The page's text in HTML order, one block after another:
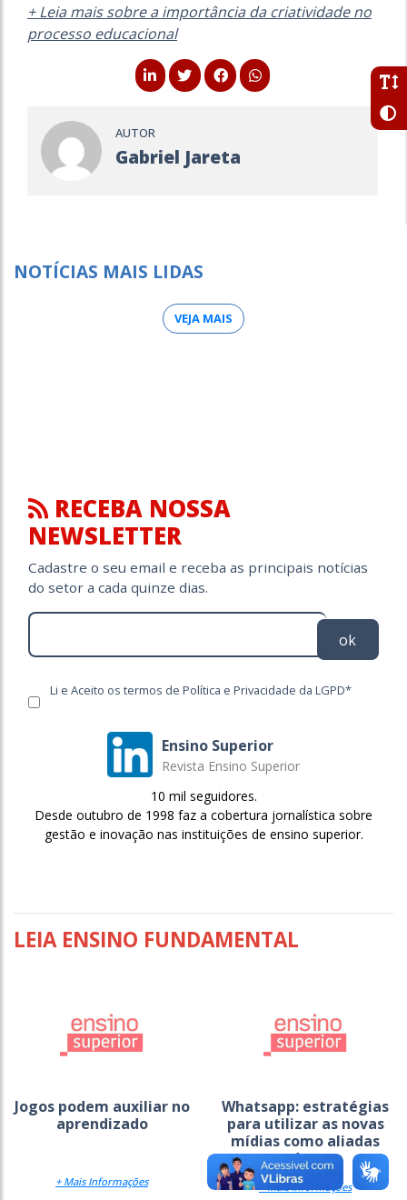
+ Leia mais sobre a importância da criatividade no
processo educacional
AUTOR
Gabriel Jareta
NOTÍCIAS MAIS LIDAS
VEJA MAIS
RECEBA NOSSA
NEWSLETTER
Cadastre o seu email e receba as principais notícias
do setor a cada quinze dias.
ok
Li e Aceito os termos de Política e Privacidade da LGPD*
Ensino Superior
Revista Ensino Superior
10 mil seguidores.
Desde outubro de 1998 faz a cobertura jornalística sobre
gestão e inovação nas instituições de ensino superior.
LEIA ENSINO FUNDAMENTAL
Jogos podem auxiliar no
aprendizado
+ Mais Informações
Whatsapp: estratégias
para utilizar as novas
mídias como aliadas
do...
+ Mais Informações